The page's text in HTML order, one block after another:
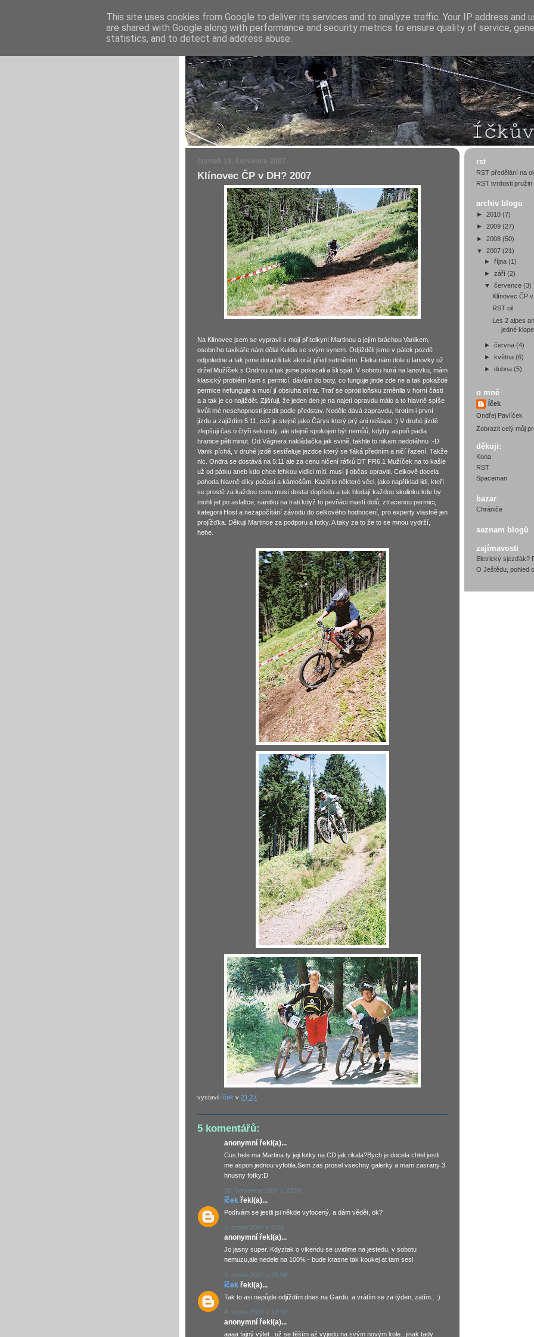
čtvrtek 19. července 2007
Klínovec ČP v DH? 2007
Na Klínovec jsem se vypravil s mojí přítelkyní Martinou a jejím bráchou Vanikem,
osobního taxikáře nám dělal Kuldis se svým synem. Odjížděli jsme v pátek pozdě
odpoledne a tak jsme dorazili tak akorát před setměním. Fleka nám dole u lanovky už
držel Mužíček s Ondrou a tak jsme pokecali a šli spát. V sobotu hurá na lanovku, mám
klasický problém kam s permicí, dávám do boty, co funguje jinde zde ne a tak pokaždé
permice nefunguje a musí jí obsluha otírat. Trať se oproti loňsku změnila v horní části
a a tak je co najíždět. Zjišťuji, že jeden den je na najetí opravdu málo a to hlavně spíše
kvůli mé neschopnosti jezdit podle představ. Neděle dává zapravdu, hrotím i první
jízdu a zajíždím 5:11, což je stejně jako Čárys který prý ani nešlape :) V druhé jízdě
zlepšuji čas o čtyři sekundy, ale stejně spokojen být nemůů, kdyby aspoň padla
hranice pěti minut. Od Vágnera nakládačka jak svině, takhle to nikam nedotáhnu :-D
Vanik píchá, v druhé jizdě sestřeluje jezdce který se fláká předním a ničí řazení. Takže
nic. Ondra se dostává na 5:11 ale za cenu ničení ráfků DT FR6.1 Mužíček na to kašle
už od pátku aneb kdo chce lehkou vidlici míti, musí ji občas opraviti. Celkově docela
pohoda hlavně díky počasí a kámošům. Kazili to některé věci, jako například lidi, kteří
se prostě za každou cenu musí dostat dopředu a tak hledají každou skulinku kde by
mohli jet po asfaltce, sanitku na trati když to pevňáci mastí dolů, ztracenou permici,
kategorii Host a nezapočítání závodu do celkového hodnocení, pro experty vlastně jen
projížďka. Děkuji Martince za podporu a fotky. A taky za to že to se mnou vydrží,
hehe.
vystavil íček v 21:27
5 komentářů:
anonymní řekl(a)...
Cus,hele ma Martina ty jeji fotky na CD jak rikala?Bych je docela chtel jestli
me aspon jednou vyfotila.Sem zas prosel vsechny galerky a mam zasrany 3
hnusny fotky:D
30. července 2007 v 23:59
íček řekl(a)...
Podívám se jestli jsi někde vyfocený, a dám vědět, ok?
3. srpna 2007 v 6:56
anonymní řekl(a)...
Jo jasny super. Kdyztak o vikendu se uvidime na jestedu, v sobotu
nemuzu,ale nedele na 100% - bude krasne tak koukej at tam ses!
3. srpna 2007 v 18:56
íček řekl(a)...
Tak to asi nepůjde odjíždím dnes na Gardu, a vrátím se za týden, zatím.. :)
4. srpna 2007 v 12:12
anonymní řekl(a)...
aaaa fajný výlet...už se těším až vyjedu na svým novým kole...jinak tady
rst
RST předělání na
RST tvrdosti pružin
archiv blogu
► 2010 (7)
► 2009 (27)
► 2008 (50)
▼ 2007 (21)
► října (1)
► září (2)
▼ července (3)
Klínovec ČP
RST oil
Les 2 alpes
jedné
► června (4)
► května (6)
► dubna (5)
o mně
Íček
Ondřej Pavlíček
Zobrazit celý můj
děkuji:
Kona
RST
Spaceman
bazar
Chrániče
seznam blogů
zajímavosti
Eletrický sjezďák?
O Ještědu, pohled
This site uses cookies from Google to deliver its services and to analyze traffic. Your IP address and
are shared with Google along with performance and security metrics to ensure quality of service,
statistics, and to detect and address abuse.